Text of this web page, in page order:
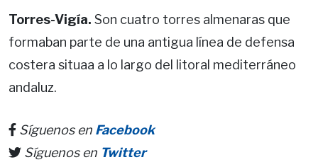
Torres-Vigía. Son cuatro torres almenaras que
formaban parte de una antigua línea de defensa
costera situaa a lo largo del litoral mediterráneo
andaluz.
Síguenos en Facebook
Síguenos en Twitter